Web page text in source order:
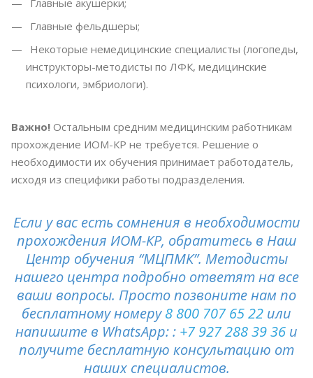
Главные фельдшеры;
Некоторые немедицинские специалисты (логопеды,
инструкторы-методисты по ЛФК, медицинские
психологи, эмбриологи).
Важно! Остальным средним медицинским работникам
прохождение ИОМ-КР не требуется. Решение о
необходимости их обучения принимает работодатель,
исходя из специфики работы подразделения.
Если у вас есть сомнения в необходимости
прохождения ИОМ-КР, обратитесь в Наш
Центр обучения “МЦПМК”. Методисты
нашего центра подробно ответят на все
ваши вопросы. Просто позвоните нам по
бесплатному номеру8 800 707 65 22 или
напишите в WhatsApp: : +7 927 288 39 36 и
получите бесплатную консультацию от
наших специалистов.